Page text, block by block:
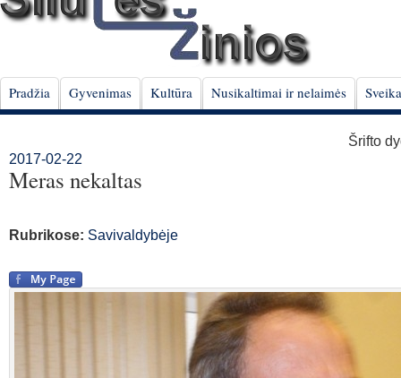
Pradžia Gyvenimas Kultūra Nusikaltimai ir nelaimės
Šrifto
2017-02-22
Meras nekaltas
Rubrikose: Savivaldybėje